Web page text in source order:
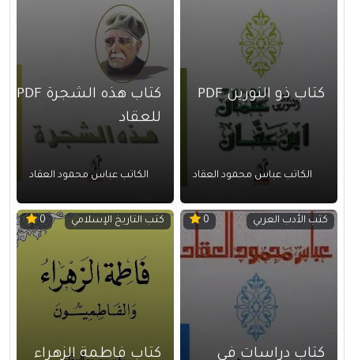
كتاب ذو النورين PDF
الكاتب عباس محمود العقاد
كتاب هذه الشجرة PDF
للعقاد
الكاتب عباس محمود العقاد
كتب الأدب العربي 0
كتاب دراسات في
كتب التاريخ الإسلامي 0
كتاب فاطمة الزهراء